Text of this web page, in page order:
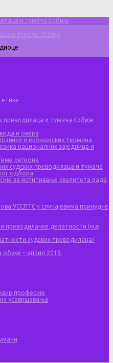
и тумача Србије
преводилаца и тумача Србије
и овера
и економских термина
националних заједница и
региона
судских преводилаца и тумача
одбора
за испитивање квалитета рада
УССПТС у случајевима принудне
преводилачке делатности (мај
судских преводилаца/
обуке – април 2019.
професије
усавршавања